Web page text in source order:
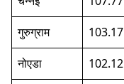
गुरुग्राम
103.17
नोएडा
102.12